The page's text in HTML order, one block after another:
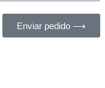
Enviar pedido ⟶